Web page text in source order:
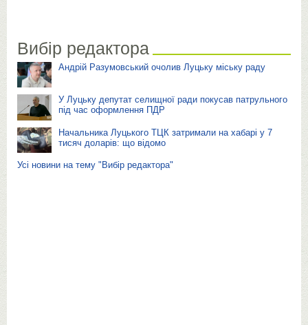
Вибір редактора
Андрій Разумовський очолив Луцьку міську раду
У Луцьку депутат селищної ради покусав патрульного
під час оформлення ПДР
Начальника Луцького ТЦК затримали на хабарі у 7
тисяч доларів: що відомо
Усі новини на тему "Вибір редактора"